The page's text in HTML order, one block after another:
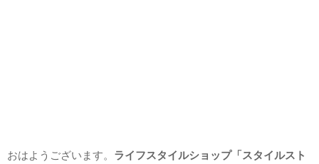
おはようございます。 ライフスタイルショップ「スタイルスト